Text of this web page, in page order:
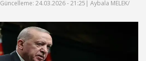
Güncelleme: 24.03.2026 - 21:25 | Aybala MELEK/